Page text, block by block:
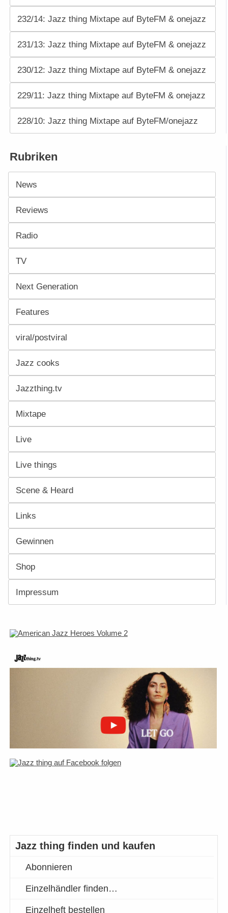
232/14: Jazz thing Mixtape auf ByteFM & onejazz
231/13: Jazz thing Mixtape auf ByteFM & onejazz
230/12: Jazz thing Mixtape auf ByteFM & onejazz
229/11: Jazz thing Mixtape auf ByteFM & onejazz
228/10: Jazz thing Mixtape auf ByteFM/onejazz
Rubriken
News
Reviews
Radio
TV
Next Generation
Features
viral/postviral
Jazz cooks
Jazzthing.tv
Mixtape
Live
Live things
Scene & Heard
Links
Gewinnen
Shop
Impressum
Jazz thing finden und kaufen
Abonnieren
Einzelhändler finden…
Einzelheft bestellen